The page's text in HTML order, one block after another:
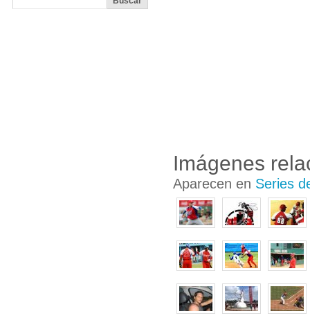
Imágenes
Aparecen en Series